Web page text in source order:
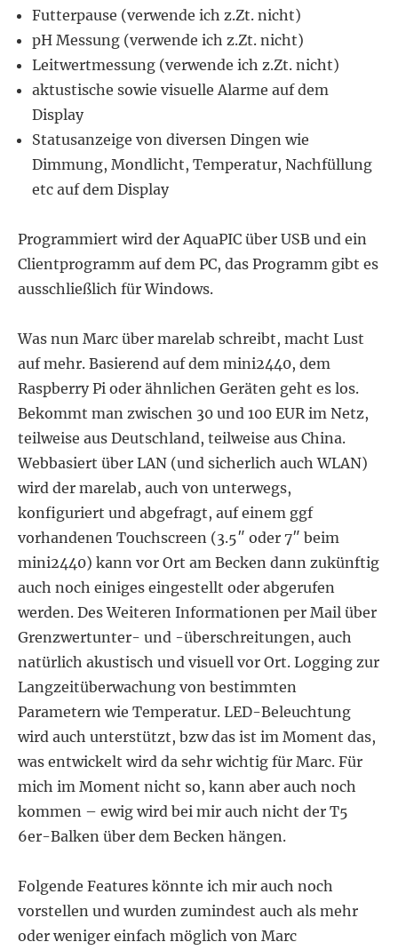
Futterpause (verwende ich z.Zt. nicht)
pH Messung (verwende ich z.Zt. nicht)
Leitwertmessung (verwende ich z.Zt. nicht)
aktustische sowie visuelle Alarme auf dem
Display
Statusanzeige von diversen Dingen wie
Dimmung, Mondlicht, Temperatur, Nachfüllung
etc auf dem Display
Programmiert wird der AquaPIC über USB und ein
Clientprogramm auf dem PC, das Programm gibt es
ausschließlich für Windows.
Was nun Marc über marelab schreibt, macht Lust
auf mehr. Basierend auf dem mini2440, dem
Raspberry Pi oder ähnlichen Geräten geht es los.
Bekommt man zwischen 30 und 100 EUR im Netz,
teilweise aus Deutschland, teilweise aus China.
Webbasiert über LAN (und sicherlich auch WLAN)
wird der marelab, auch von unterwegs,
konfiguriert und abgefragt, auf einem ggf
vorhandenen Touchscreen (3.5″ oder 7″ beim
mini2440) kann vor Ort am Becken dann zukünftig
auch noch einiges eingestellt oder abgerufen
werden. Des Weiteren Informationen per Mail über
Grenzwertunter- und -überschreitungen, auch
natürlich akustisch und visuell vor Ort. Logging zur
Langzeitüberwachung von bestimmten
Parametern wie Temperatur. LED-Beleuchtung
wird auch unterstützt, bzw das ist im Moment das,
was entwickelt wird da sehr wichtig für Marc. Für
mich im Moment nicht so, kann aber auch noch
kommen – ewig wird bei mir auch nicht der T5
6er-Balken über dem Becken hängen.
Folgende Features könnte ich mir auch noch
vorstellen und wurden zumindest auch als mehr
oder weniger einfach möglich von Marc